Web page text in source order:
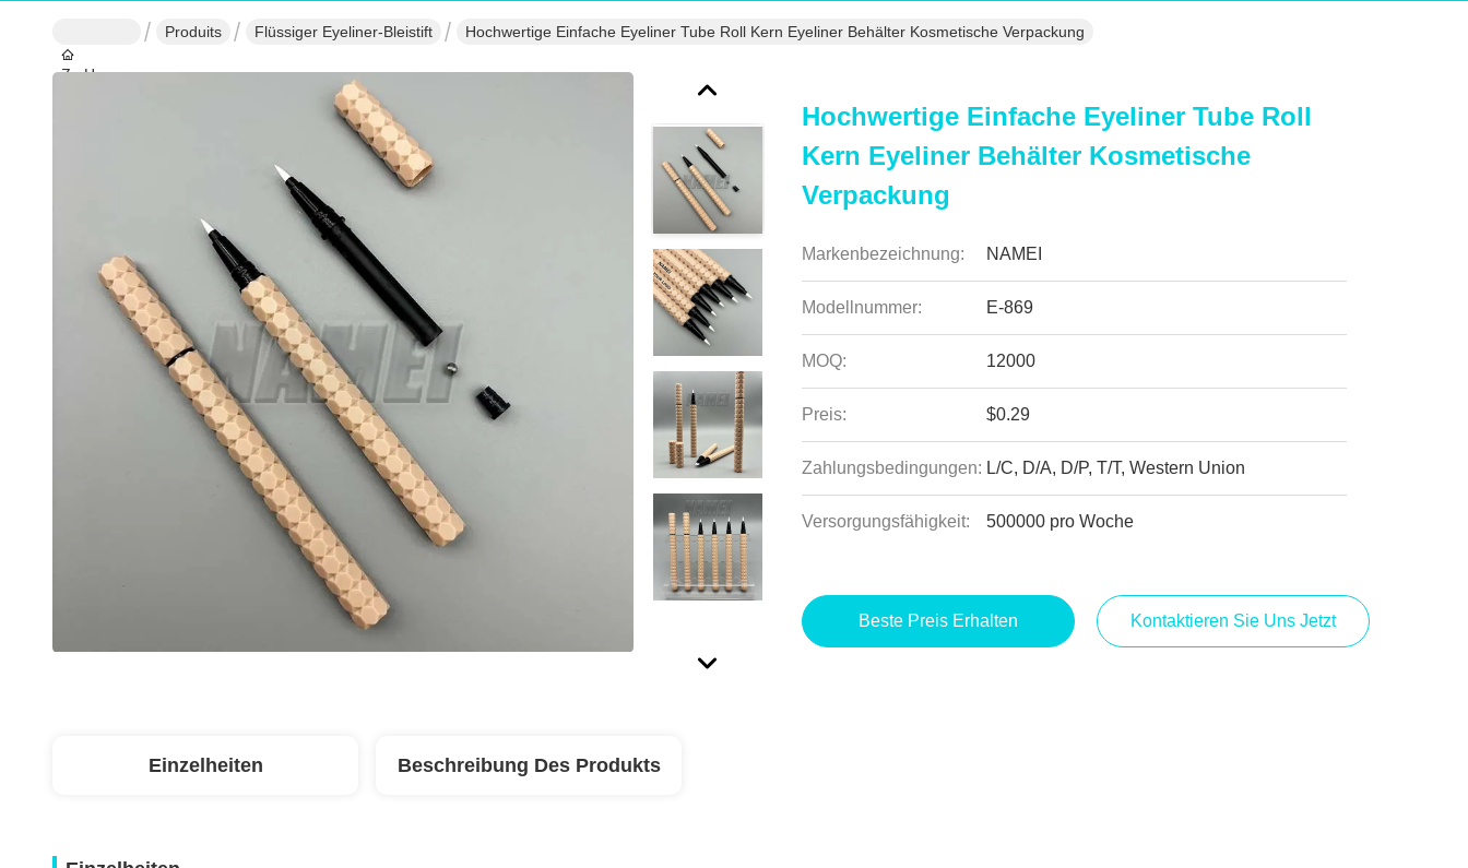
Zu Hause
Produits Flüssiger Eyeliner-Bleistift Hochwertige Einfache Eyeliner Tube Roll Kern Eyeliner Behälter Kosmetische Verpackung
Hochwertige Einfache Eyeliner Tube Roll
Kern Eyeliner Behälter Kosmetische
Verpackung
Markenbezeichnung: NAMEI
Modellnummer: E-869
MOQ: 12000
Preis: $0.29
Zahlungsbedingungen: L/C, D/A, D/P, T/T, Western Union
Versorgungsfähigkeit: 500000 pro Woche
Beste Preis Erhalten Kontaktieren Sie Uns Jetzt
Einzelheiten Beschreibung Des Produkts